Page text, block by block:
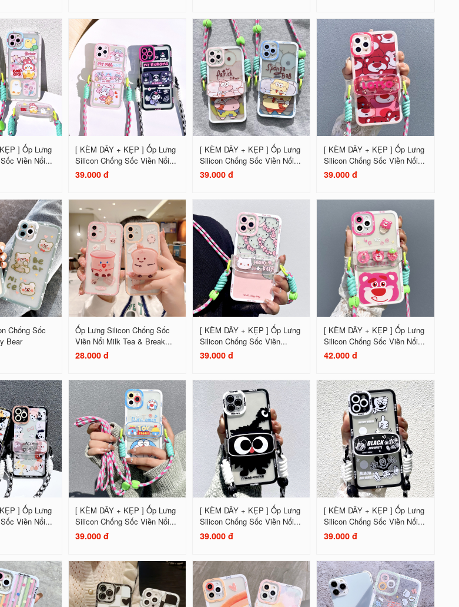
] Ốp Lưng
Viền Nổi...
[ KÈM DÂY + KẸP ] Ốp Lưng
Silicon Chống Sốc Viền Nổi...
39.000 đ
[ KÈM DÂY + KẸP ] Ốp Lưng
Silicon Chống Sốc Viền Nổi...
39.000 đ
[ KÈM DÂY + KẸP ] Ốp Lưng
Silicon Chống Sốc Viền Nổi...
39.000 đ
Chống Sốc
Bear
Ốp Lưng Silicon Chống Sốc
Viền Nổi Milk Tea & Break...
28.000 đ
[ KÈM DÂY + KẸP ] Ốp Lưng
Silicon Chống Sốc Viền...
39.000 đ
[ KÈM DÂY + KẸP ] Ốp Lưng
Silicon Chống Sốc Viền Nổi...
42.000 đ
] Ốp Lưng
Viền Nổi...
[ KÈM DÂY + KẸP ] Ốp Lưng
Silicon Chống Sốc Viền Nổi...
39.000 đ
[ KÈM DÂY + KẸP ] Ốp Lưng
Silicon Chống Sốc Viền Nổi...
39.000 đ
[ KÈM DÂY + KẸP ] Ốp Lưng
Silicon Chống Sốc Viền Nổi...
39.000 đ